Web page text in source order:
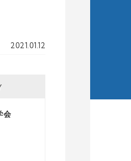
2021.01.12
会